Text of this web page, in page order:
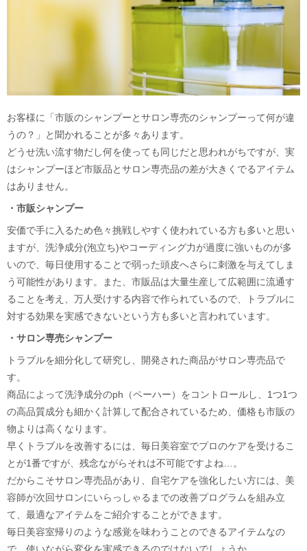
お客様に「市販のシャンプーとサロン専売のシャンプーって何が違
うの？」と聞かれることが多々あります。
どうせ洗い流す物だし何を使っても同じだと思われがちですが、実
はシャンプーほど市販品とサロン専売品の差が大きくでるアイテム
はありません。
・市販シャンプー
安価で手に入るため色々挑戦しやすく使われている方も多いと思い
ますが、洗浄成分(泡立ち)やコーディング力が過度に強いものが多
いので、毎日使用することで弱った頭皮へさらに刺激を与えてしま
う可能性があります。また、市販品は大量生産して広範囲に流通す
ることを考え、万人受けする内容で作られているので、トラブルに
対する効果を実感できないという方も多いと言われています。
・サロン専売シャンプー
トラブルを細分化して研究し、開発された商品がサロン専売品で
す。
商品によって洗浄成分のph（ペーハー）をコントロールし、1つ1つ
の高品質成分も細かく計算して配合されているため、価格も市販の
物よりは高くなります。
早くトラブルを改善するには、毎日美容室でプロのケアを受けるこ
とが1番ですが、残念ながらそれは不可能ですよね…。
だからこそサロン専売品があり、自宅ケアを強化したい方には、美
容師が次回サロンにいらっしゃるまでの改善プログラムを組み立
て、最適なアイテムをご紹介することができます。
毎日美容室帰りのような感覚を味わうことのできるアイテムなの
で、使いながら変化を実感できるのではないでしょうか。